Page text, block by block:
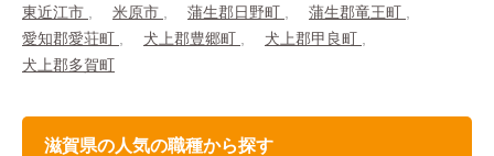
東近江市
米原市 蒲生郡日野町
蒲生郡竜王町
愛知郡愛荘町
犬上郡豊郷町
犬上郡甲良町
犬上郡多賀町
滋賀県の人気の職種から探す